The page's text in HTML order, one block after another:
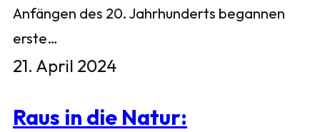
Anfängen des 20. Jahrhunderts begannen
erste…
21. April 2024
Raus in die Natur: